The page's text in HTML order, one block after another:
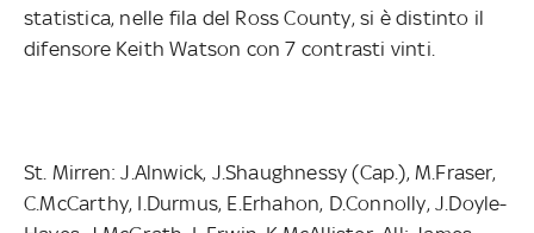
statistica, nelle fila del Ross County, si è distinto il
difensore Keith Watson con 7 contrasti vinti.
St. Mirren: J.Alnwick, J.Shaughnessy (Cap.), M.Fraser,
C.McCarthy, I.Durmus, E.Erhahon, D.Connolly, J.Doyle-